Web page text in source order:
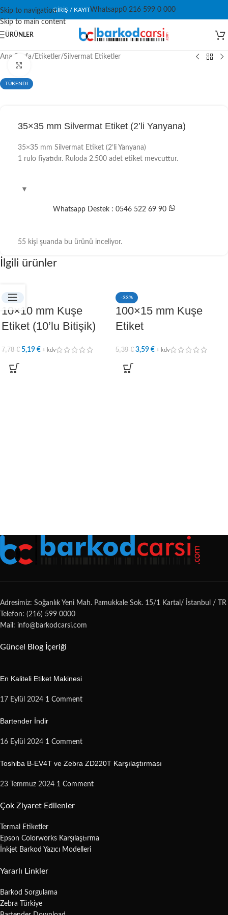
Skip to navigation
Skip to main content
GIRIŞ / KAYITWhatsapp0 216 599 0 000
ÜRÜNLER
Ana Sayfa/ Etiketler/Silvermat Etiketler
TÜKENDİ
35×35 mm Silvermat Etiket (2’li Yanyana)
35×35 mm Silvermat Etiket (2’li Yanyana)
1 rulo fiyatıdır. Ruloda 2.500 adet etiket mevcuttur.
Whatsapp Destek : 0546 522 69 90
55 kişi şuanda bu ürünü inceliyor.
İlgili ürünler
-33%
10×10 mm Kuşe
Etiket (10’lu Bitişik)
7,78€ 5,19 € + kdv
-33%
100×15 mm Kuşe
Etiket
5,39€ 3,59 € + kdv
Adresimiz: Soğanlık Yeni Mah. Pamukkale Sok. 15/1 Kartal/ İstanbul / TR
Telefon: (216) 599 0000
Mail: info@barkodcarsi.com
Güncel Blog İçeriği
En Kaliteli Etiket Makinesi
17 Eylül 2024 1 Comment
Bartender İndir
16 Eylül 2024 1 Comment
Toshiba B-EV4T ve Zebra ZD220T Karşılaştırması
23 Temmuz 2024 1 Comment
Çok Ziyaret Edilenler
Termal Etiketler
Epson Colorworks Karşılaştırma
İnkjet Barkod Yazıcı Modelleri
Yararlı Linkler
Barkod Sorgulama
Zebra Türkiye